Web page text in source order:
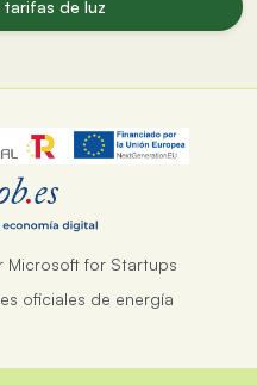
de luz
Microsoft for Startups
oficiales de energía